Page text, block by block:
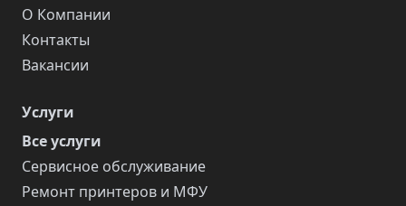
О Компании
Контакты
Вакансии
Услуги
Все услуги
Сервисное обслуживание
Ремонт принтеров и МФУ